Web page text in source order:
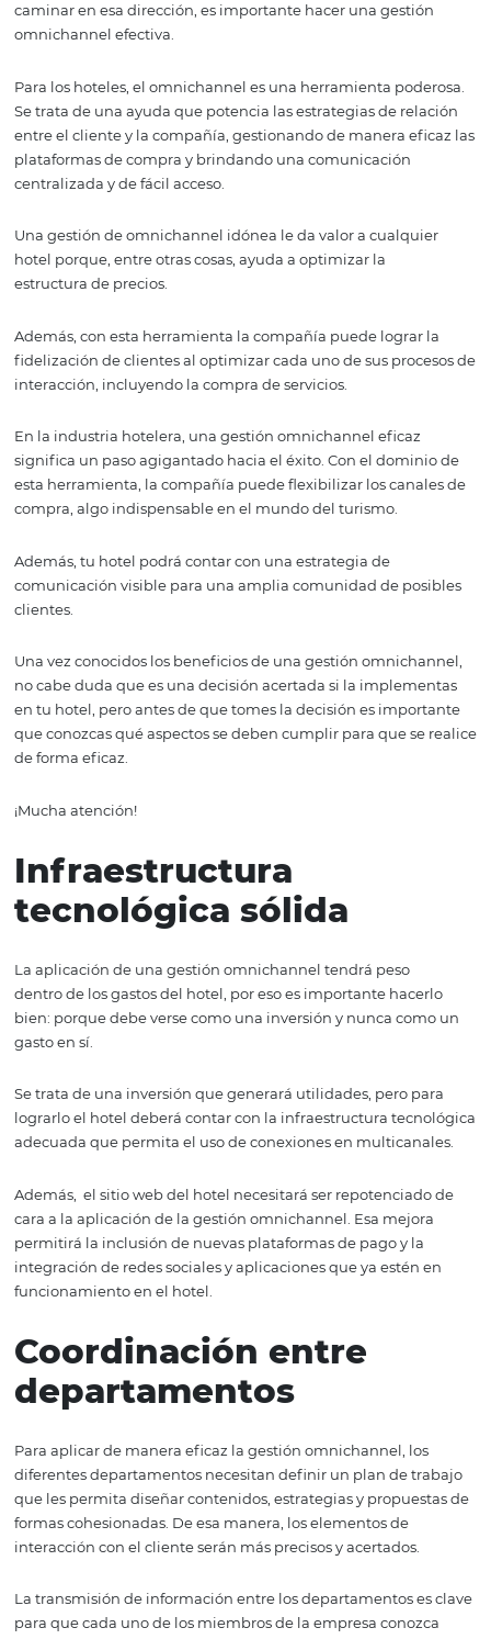
Mejorar la experiencia de compra de los clientes y abrir
huéspedes y el hotel son pasos que necesita seguir toda
organización que apunte al crecimiento y la excelencia.
caminar en esa dirección, es importante hacer una
omnichannel efectiva.
Para los hoteles, el omnichannel es una herramienta
Se trata de una ayuda que potencia las estrategias de
plataformas de compra y brindando una comunicación
centralizada y de fácil acceso.
hotel porque, entre otras cosas, ayuda a optimizar la
estructura de precios.
fidelización de clientes al optimizar cada uno de sus
interacción, incluyendo la compra de servicios.
En la industria hotelera, una gestión omnichannel
significa un paso agigantado hacia el éxito. Con el
esta herramienta, la compañía puede flexibilizar los
compra, algo indispensable en el mundo del turismo.
Además, tu hotel podrá contar con una estrategia de
clientes.
Una vez conocidos los beneficios de una gestión
en tu hotel, pero antes de que tomes la decisión es
que conozcas qué aspectos se deben cumplir para que
de forma eficaz.
¡Mucha atención!
tecnológica sólida
La aplicación de una gestión omnichannel tendrá peso
bien: porque debe verse como una inversión y nunca
lograrlo el hotel deberá contar con la infraestructura
adecuada que permita el uso de conexiones en
Además, el sitio web del hotel necesitará ser
permitirá la inclusión de nuevas plataformas de pago y